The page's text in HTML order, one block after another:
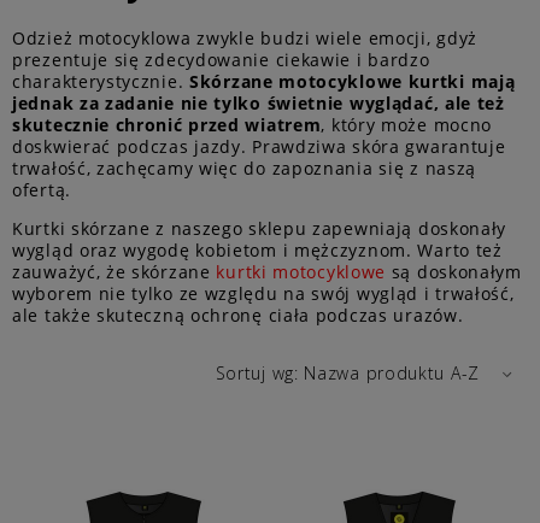
Odzież motocyklowa zwykle budzi wiele emocji, gdyż
prezentuje się zdecydowanie ciekawie i bardzo
charakterystycznie. Skórzane motocyklowe kurtki mają
jednak za zadanie nie tylko świetnie wyglądać, ale też
skutecznie chronić przed wiatrem, który może mocno
doskwierać podczas jazdy. Prawdziwa skóra gwarantuje
trwałość, zachęcamy więc do zapoznania się z naszą
ofertą.
Kurtki skórzane z naszego sklepu zapewniają doskonały
wygląd oraz wygodę kobietom i mężczyznom. Warto też
zauważyć, że skórzane kurtki motocyklowe są doskonałym
wyborem nie tylko ze względu na swój wygląd i trwałość,
ale także skuteczną ochronę ciała podczas urazów.
Sortuj wg: Nazwa produktu A-Z